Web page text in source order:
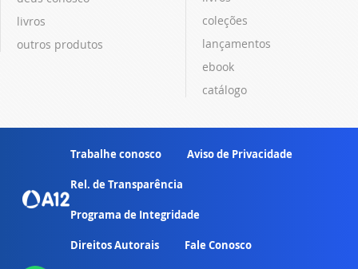
livros
outros produtos
coleções
lançamentos
ebook
catálogo
Trabalhe conosco Aviso de Privacidade
Rel. de Transparência
Programa de Integridade
Direitos Autorais Fale Conosco